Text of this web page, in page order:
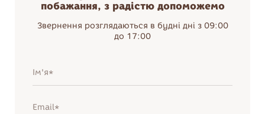
побажання, з радістю допоможемо
Звернення розглядаються в будні дні з 09:00
до 17:00